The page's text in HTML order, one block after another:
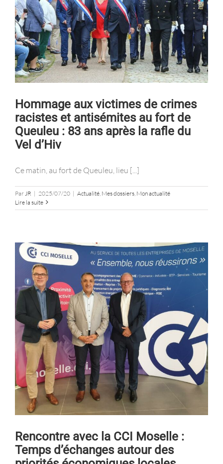
Hommage aux victimes de crimes
racistes et antisémites au fort de
Queuleu : 83 ans après la rafle du
Vel d’Hiv
Ce matin, au fort de Queuleu, lieu [...]
Par JR | 2025/07/20 | Actualité Mes dossiers Mon actualité
Lire la suite
Rencontre avec la CCI Moselle :
Temps d’échanges autour des